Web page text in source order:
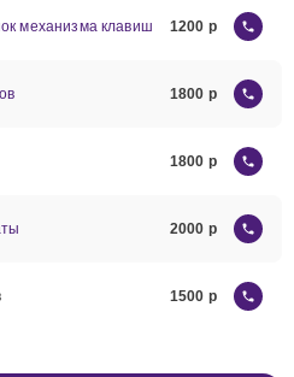
механизма клавиш 1200
1800
1800
2000
1500